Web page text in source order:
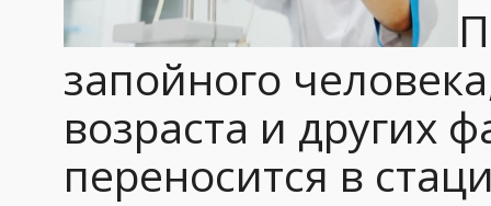
запойного
возраста и других
переносится в